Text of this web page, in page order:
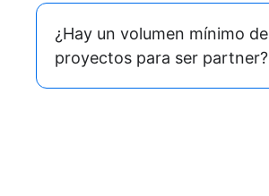
¿Hay un volumen mínimo de
proyectos para ser partner?